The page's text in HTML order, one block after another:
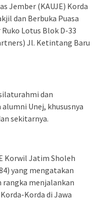
Jember (KAUJE) Korda
dan Berbuka Puasa
Lotus Blok D-33
Jl. Ketintang Baru
dan
Unej, khususnya
sekitarnya.
Korwil Jatim Sholeh
yang mengatakan
rangka menjalankan
Korda di Jawa